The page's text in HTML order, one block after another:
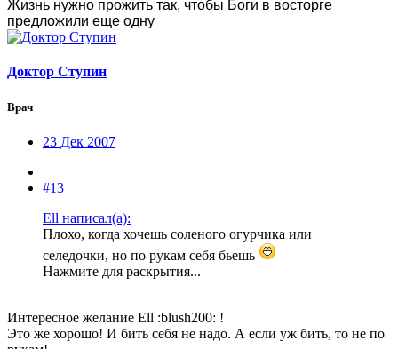
Жизнь нужно прожить так, чтобы Боги в восторге
предложили еще одну
Доктор Ступин
Врач
23 Дек 2007
#13
Ell написал(а):
Плохо, когда хочешь соленого огурчика или
селедочки, но по рукам себя бьешь
Нажмите для раскрытия...
Интересное желание Ell :blush200: !
Это же хорошо! И бить себя не надо. А если уж бить, то не по